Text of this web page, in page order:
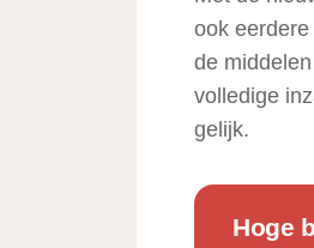
ook
de
volledige
gelijk.
Hoge